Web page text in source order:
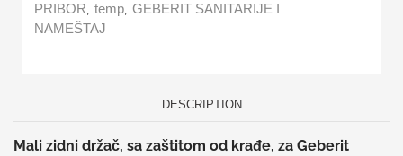
PRIBOR
temp GEBERIT SANITARIJE I
NAMEŠTAJ
DESCRIPTION
Mali zidni držač, sa zaštitom od krađe, za Geberit